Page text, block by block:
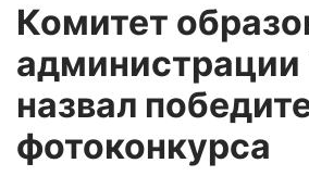
Комитет
администрации
назвал
фотоконкурса